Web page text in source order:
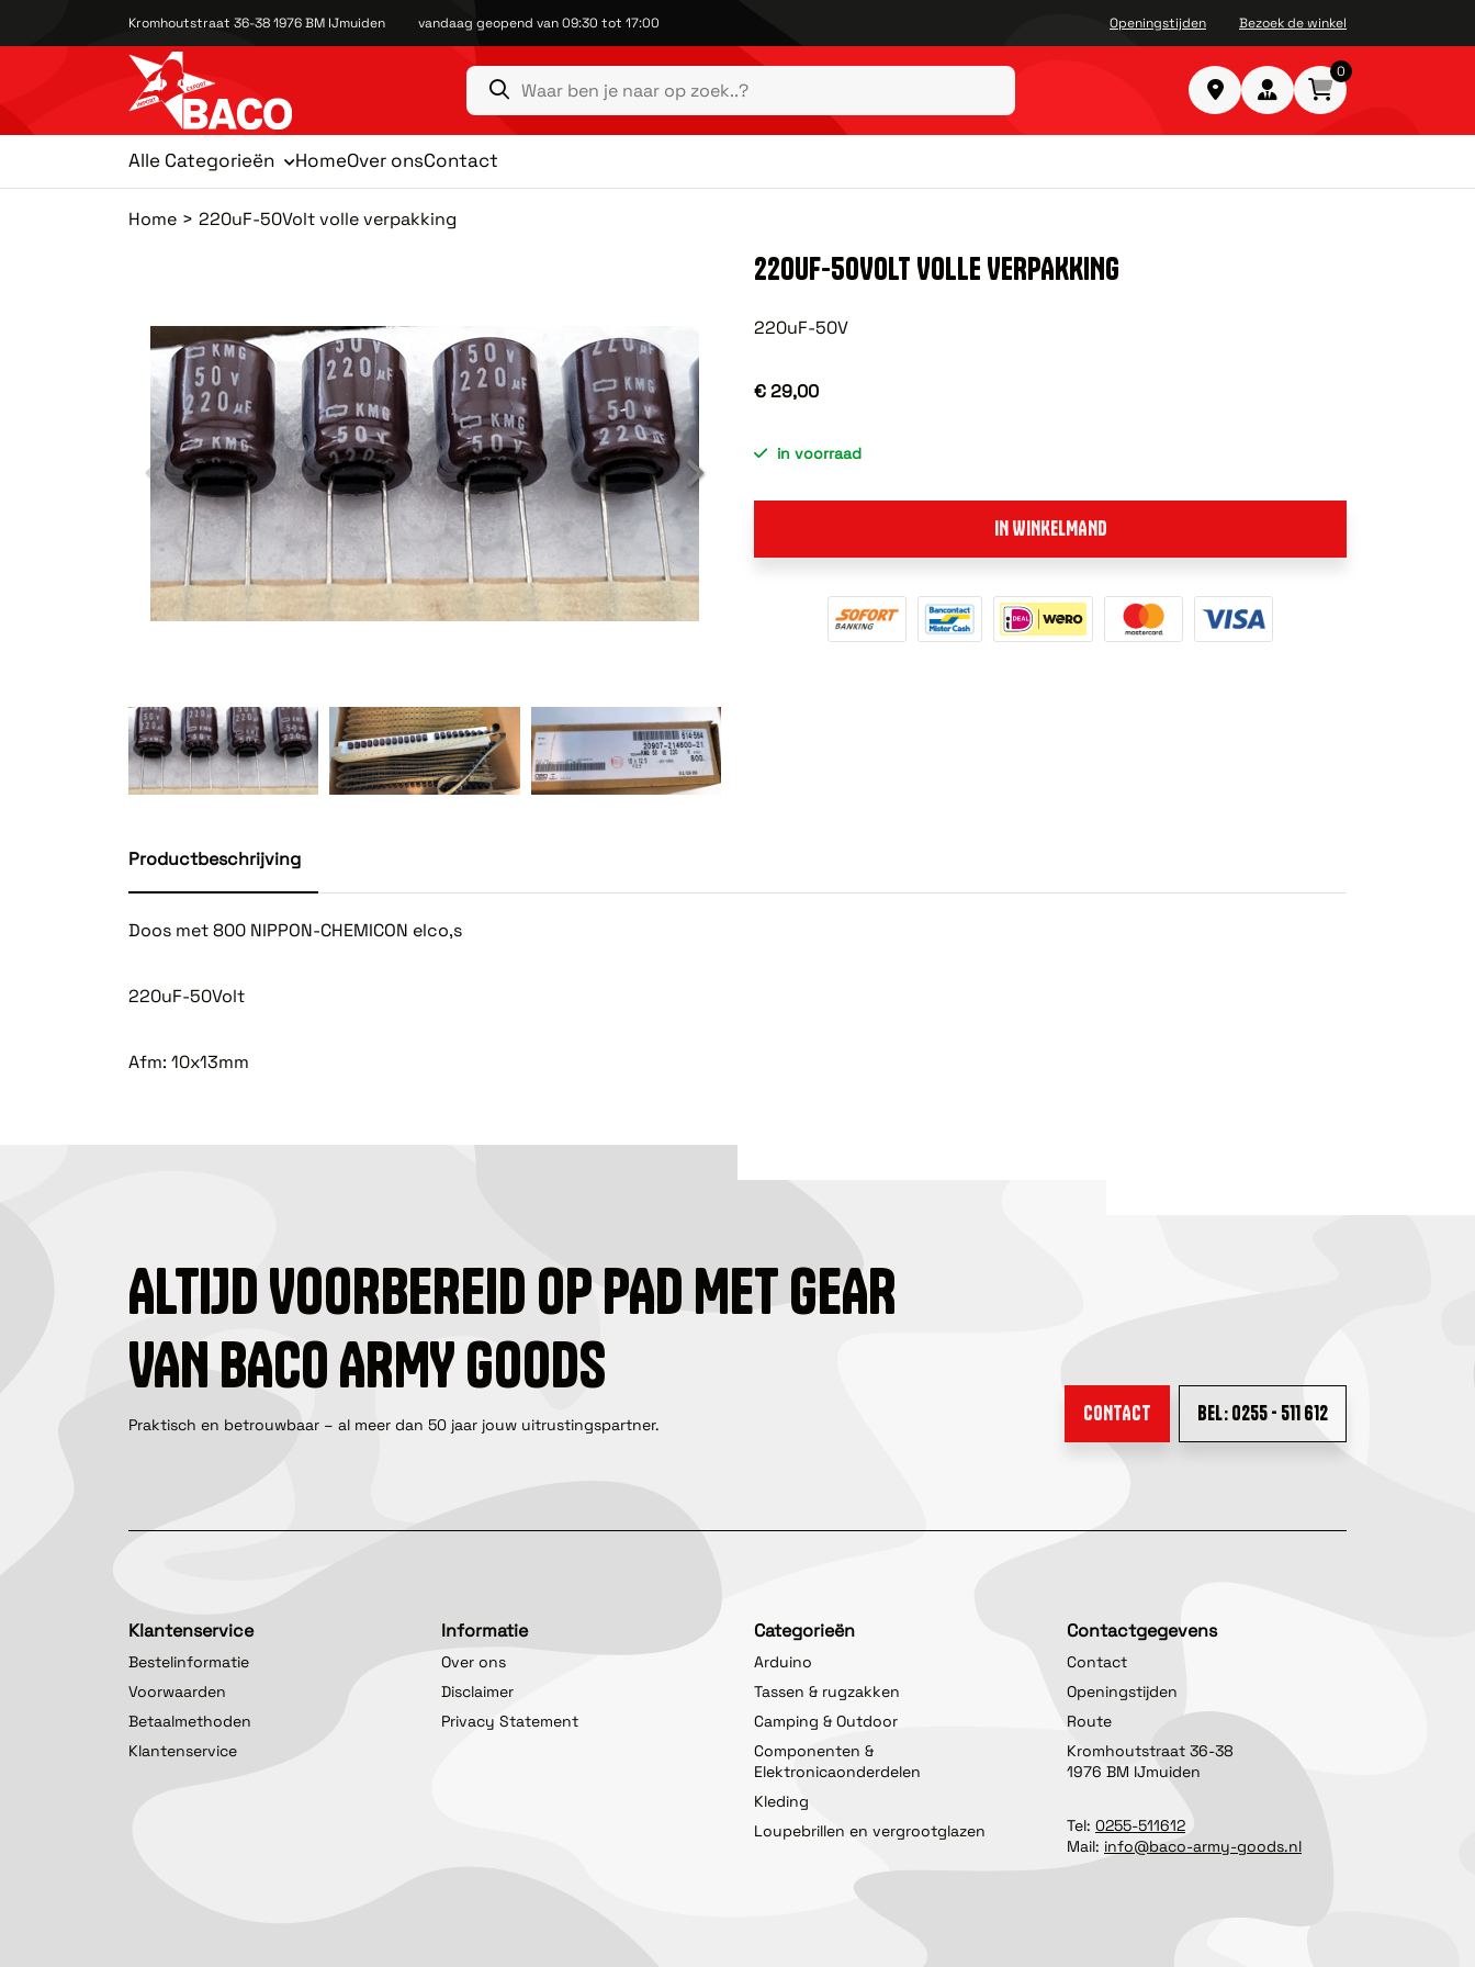
Kromhoutstraat 36-38 1976 BM IJmuiden vandaag geopend van 09:30 tot 17:00 Openingstijden Bezoek de winkel
0
Alle Categorieën HomeOver onsContact
Home 220uF-50Volt volle verpakking
220UF-50VOLT VOLLE VERPAKKING
220uF-50V
€ 29,00
in voorraad
IN WINKELMAND
Productbeschrijving
Doos met 800 NIPPON-CHEMICON elco,s
220uF-50Volt
Afm: 10x13mm
ALTIJD VOORBEREID OP PAD MET GEAR
VAN BACO ARMY GOODS
Praktisch en betrouwbaar – al meer dan 50 jaar jouw uitrustingspartner. CONTACT BEL: 0255 - 511 612
Klantenservice
Bestelinformatie
Voorwaarden
Betaalmethoden
Klantenservice
Informatie
Over ons
Disclaimer
Privacy Statement
Categorieën
Arduino
Tassen & rugzakken
Camping & Outdoor
Componenten &
Elektronicaonderdelen
Kleding
Loupebrillen en vergrootglazen
Contactgegevens
Contact
Openingstijden
Route
Kromhoutstraat 36-38
1976 BM IJmuiden
Tel: 0255-511612
Mail: info@baco-army-goods.nl